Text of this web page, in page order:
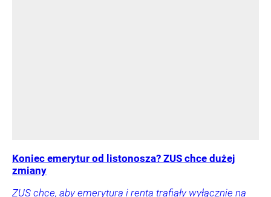
Koniec emerytur od listonosza? ZUS chce dużej
zmiany
ZUS chce, aby emerytura i renta trafiały wyłącznie na